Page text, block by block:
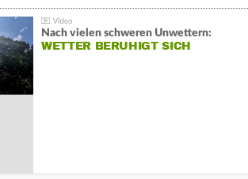
Nach vielen schweren Unwettern:
WETTER BERUHIGT SICH